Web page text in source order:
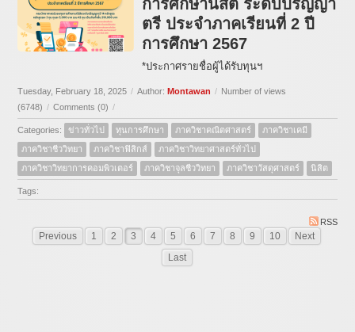
การศึกษานิสิต ระดับปริญญา
ตรี ประจำภาคเรียนที่ 2 ปี
การศึกษา 2567
*ประกาศรายชื่อผู้ได้รับทุนฯ
Tuesday, February 18, 2025 / Author:Montawan / Number of views
(6748) / Comments (0) /
Categories: ข่าวทั่วไป ทุนการศึกษา ภาควิชาคณิตศาสตร์
ภาควิชาเคมี
ภาควิชาชีววิทยา
ภาควิชาฟิสิกส์
ภาควิชาวิทยาศาสตร์ทั่วไป
ภาควิชาวิทยาการคอมพิวเตอร์
ภาควิชาจุลชีววิทยา ภาควิชาวัสดุศาสตร์ นิสิต
Tags:
RSS
Previous 1 2 3 4 5 6 7 8 9 10
Next
Last